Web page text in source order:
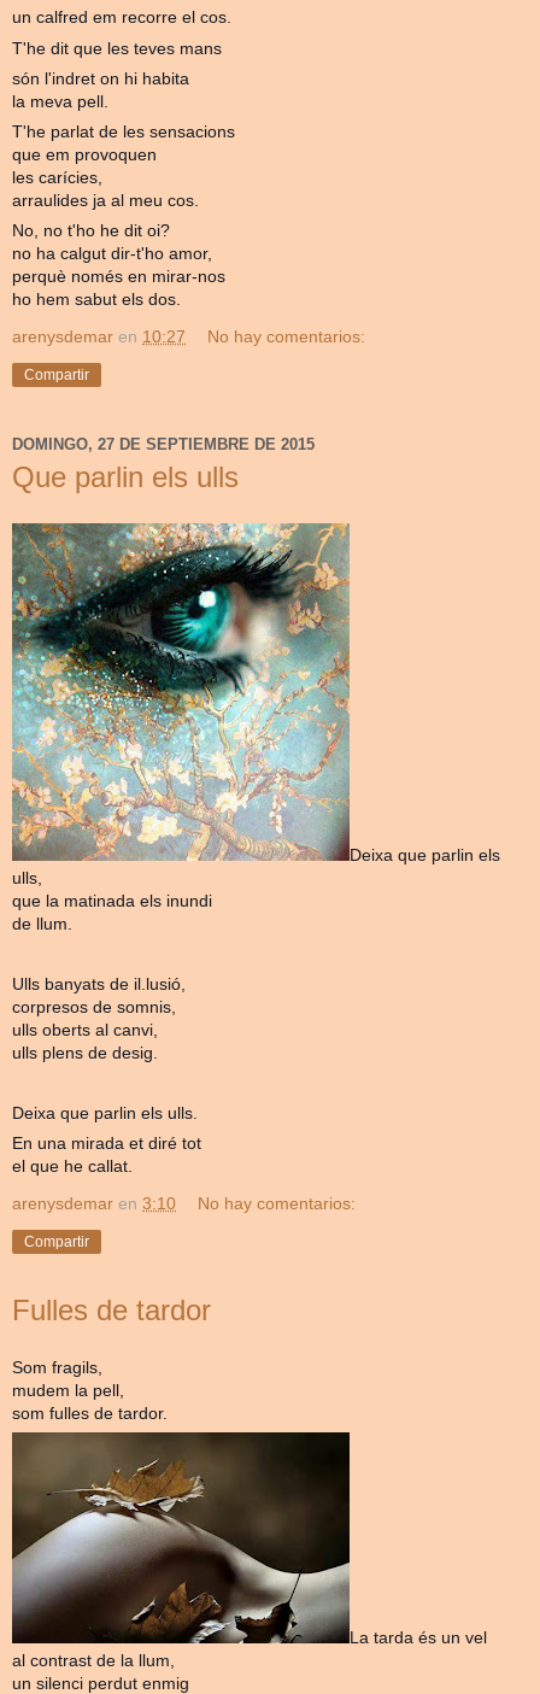
un calfred em recorre el cos.
T'he dit que les teves mans
són l'indret on hi habita
la meva pell.
T'he parlat de les sensacions
que em provoquen
les carícies,
arraulides ja al meu cos.
No, no t'ho he dit oi?
no ha calgut dir-t'ho amor,
perquè només en mirar-nos
ho hem sabut els dos.
arenysdemar en 10:27 No hay comentarios:
Compartir
DOMINGO, 27 DE SEPTIEMBRE DE 2015
Que parlin els ulls
Deixa que parlin els
ulls,
que la matinada els inundi
de llum.
Ulls banyats de il.lusió,
corpresos de somnis,
ulls oberts al canvi,
ulls plens de desig.
Deixa que parlin els ulls.
En una mirada et diré tot
el que he callat.
arenysdemar en 3:10 No hay comentarios:
Compartir
Fulles de tardor
Som fragils,
mudem la pell,
som fulles de tardor.
La tarda és un vel
al contrast de la llum,
un silenci perdut enmig